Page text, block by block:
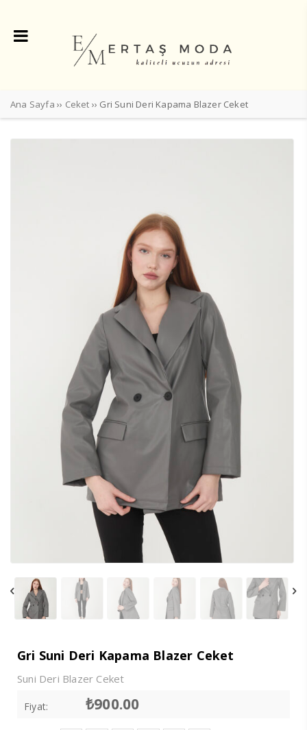
Ana Sayfa ›› Ceket ›› Gri Suni Deri Kapama Blazer Ceket
Gri Suni Deri Kapama Blazer Ceket
Suni Deri Blazer Ceket
Fiyat: ₺900.00